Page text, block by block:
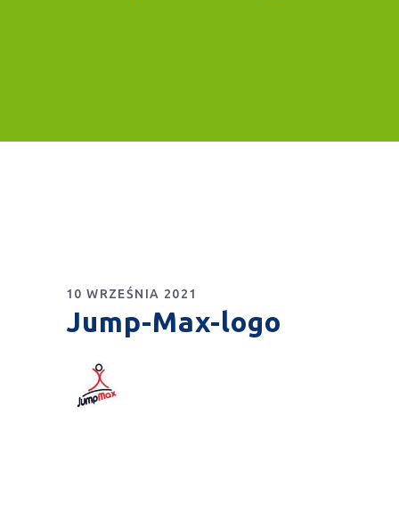
10 WRZEŚNIA 2021
Jump-Max-logo